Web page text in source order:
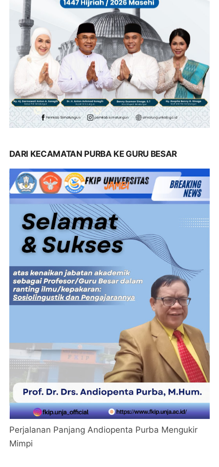
DARI KECAMATAN PURBA KE GURU BESAR
Perjalanan Panjang Andiopenta Purba Mengukir
Mimpi